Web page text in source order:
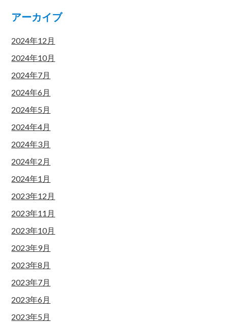
アーカイブ
2024年12月
2024年10月
2024年7月
2024年6月
2024年5月
2024年4月
2024年3月
2024年2月
2024年1月
2023年12月
2023年11月
2023年10月
2023年9月
2023年8月
2023年7月
2023年6月
2023年5月